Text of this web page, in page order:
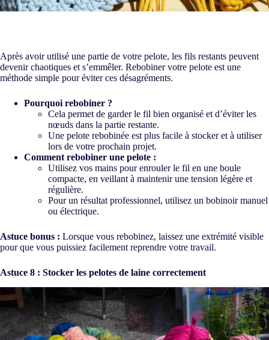
Après avoir utilisé une partie de votre pelote, les fils restants peuvent
devenir chaotiques et s’emmêler. Rebobiner votre pelote est une
méthode simple pour éviter ces désagréments.
Pourquoi rebobiner ?
Cela permet de garder le fil bien organisé et d’éviter les
nœuds dans la partie restante.
Une pelote rebobinée est plus facile à stocker et à utiliser
lors de votre prochain projet.
Comment rebobiner une pelote :
Utilisez vos mains pour enrouler le fil en une boule
compacte, en veillant à maintenir une tension légère et
régulière.
Pour un résultat professionnel, utilisez un bobinoir manuel
ou électrique.
Astuce bonus : Lorsque vous rebobinez, laissez une extrémité visible
pour que vous puissiez facilement reprendre votre travail.
Astuce 8 : Stocker les pelotes de laine correctement